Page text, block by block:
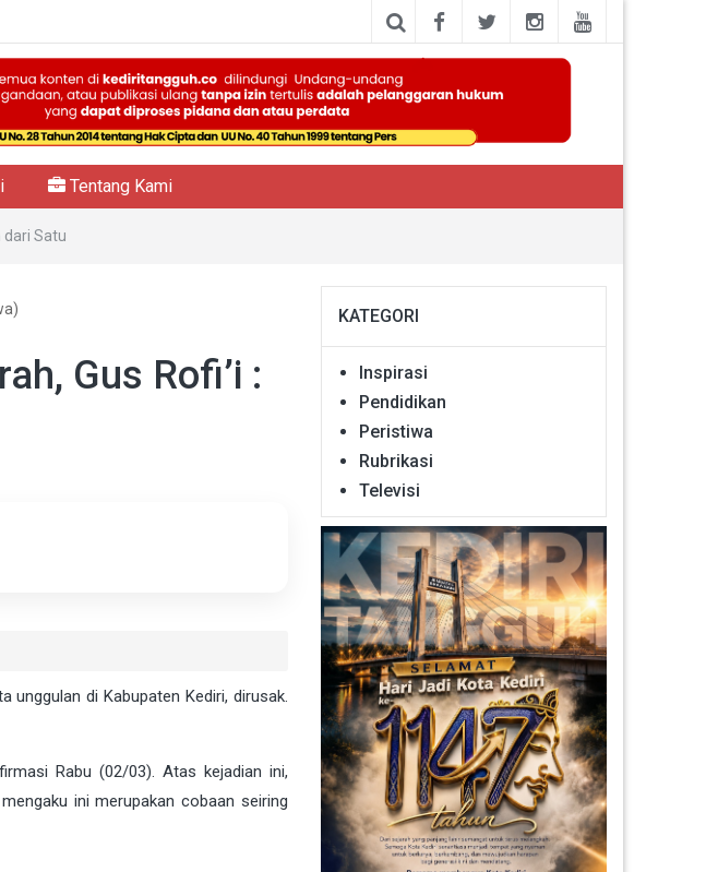
Tentang Kami
dari Satu
Gus Rofi’i :
di Kabupaten Kediri, dirusak.
Rabu (02/03). Atas kejadian ini,
ini merupakan cobaan seiring
KATEGORI
Inspirasi
Pendidikan
Peristiwa
Rubrikasi
Televisi